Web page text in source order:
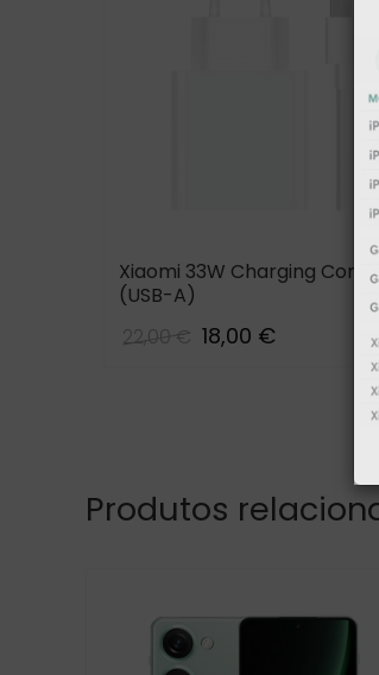
Xiaomi 33W Charging
(USB-A)
22,00 € 18,00 €
Produtos